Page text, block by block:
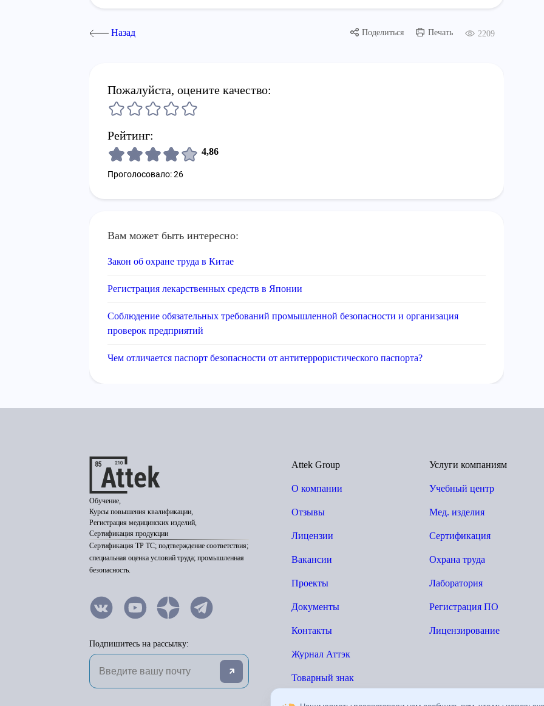
Назад Поделиться Печать 2209
Пожалуйста, оцените качество:
Рейтинг:
4,86
Проголосовало: 26
Вам может быть интересно:
Закон об охране труда в Китае
Регистрация лекарственных средств в Японии
Соблюдение обязательных требований промышленной безопасности и организация
проверок предприятий
Чем отличается паспорт безопасности от антитеррористического паспорта?
Обучение,
Курсы повышения квалификации,
Регистрация медицинских изделий,
Сертификация продукции
Сертификация ТР ТС; подтверждение соответствия;
специальная оценка условий труда; промышленная
безопасность.
Подпишитесь на рассылку:
Attek Group
О компании
Отзывы
Лицензии
Вакансии
Проекты
Документы
Контакты
Журнал Аттэк
Товарный знак
Услуги компаниям
Учебный центр
Мед. изделия
Сертификация
Охрана труда
Лаборатория
Регистрация ПО
Лицензирование